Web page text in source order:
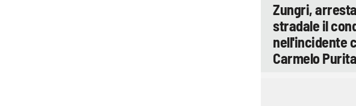
Zungri,
stradale il
nell'incidente
Carmelo Purita